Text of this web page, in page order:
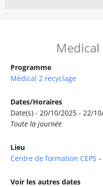
Medical
Programme
Médical 2 recyclage
Dates/Horaires
Date(s) - 20/10/2025 - 22/
Toute la journée
Lieu
Centre de formation CEPS
Voir les autres dates